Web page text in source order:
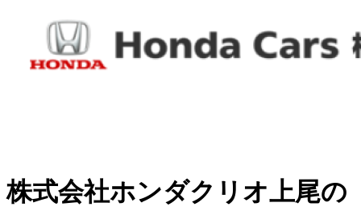
株式会社ホンダクリオ上尾の